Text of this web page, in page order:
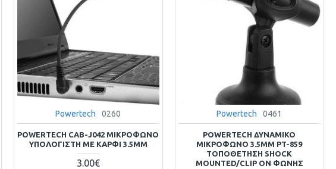
Powertech 0260
POWERTECH CAB-J042 ΜΙΚΡΌΦΩΝΟ
ΥΠΟΛΟΓΙΣΤΉ ΜΕ ΚΑΡΦΊ 3.5MM
3.00€
Powertech 0461
POWERTECH ΔΥΝΑΜΙΚΌ
ΜΙΚΡΌΦΩΝΟ 3.5MM PT-859
ΤΟΠΟΘΈΤΗΣΗ SHOCK
MOUNTED/CLIP ON ΦΩΝΉΣ